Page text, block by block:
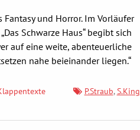
Fantasy und Horror. Im Vorläufer
Schwarze Haus“ begibt sich
auf eine weite, abenteuerliche
nahe beieinander liegen.“
P.Straub,S.King